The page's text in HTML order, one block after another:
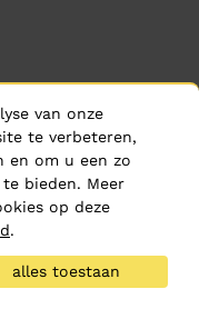
van onze
te verbeteren,
en om u een zo
bieden. Meer
op deze
.
alles toestaan